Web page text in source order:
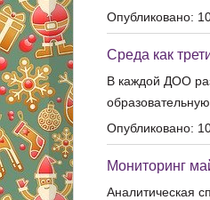
Опубликовано:
Среда как
В каждой ДОО
Опубликовано:
Мониторинг
Аналитическая